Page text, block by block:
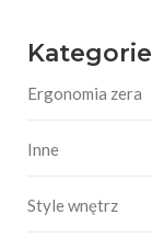
Kategorie
Ergonomia zera
Inne
Style wnętrz